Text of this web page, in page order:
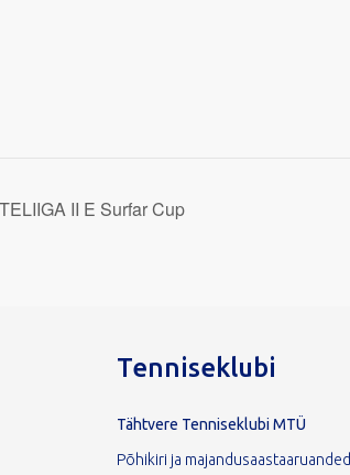
II E Surfar Cup
Tenniseklubi
Tähtvere Tenniseklubi MTÜ
Põhikiri ja majandusaastaaruanded